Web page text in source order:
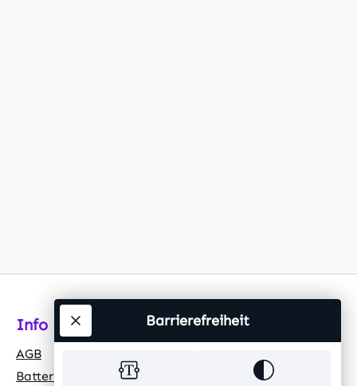
Info
AGB
Batteriehinweis
Barrierefreiheit